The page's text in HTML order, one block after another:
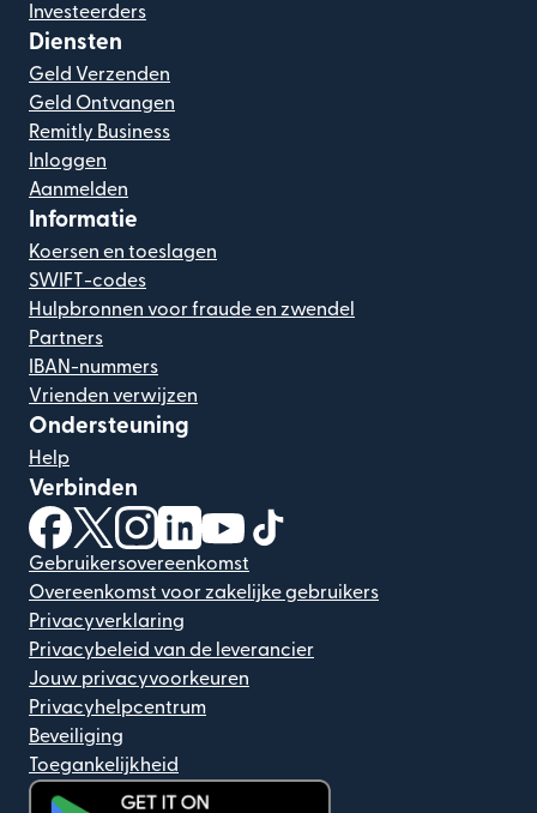
Investeerders
Diensten
Geld Verzenden
Geld Ontvangen
Remitly Business
Inloggen
Aanmelden
Informatie
Koersen en toeslagen
SWIFT-codes
Hulpbronnen voor fraude en zwendel
Partners
IBAN-nummers
Vrienden verwijzen
Ondersteuning
Help
Verbinden
(wordt geopend in een nieuw venster)
(wordt geopend in een nieuw venster)
(wordt geopend in een nieuw venster)
(wordt geopend in een nieuw venster)
(wordt geopend in een nieuw
Gebruikersovereenkomst
Overeenkomst voor zakelijke gebruikers
Privacyverklaring
Privacybeleid van de leverancier
Jouw privacyvoorkeuren
Privacyhelpcentrum
Beveiliging
Toegankelijkheid